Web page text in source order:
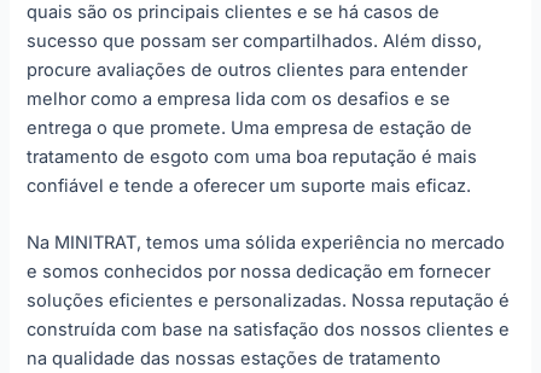
quais são os principais clientes e se há casos de
sucesso que possam ser compartilhados. Além disso,
procure avaliações de outros clientes para entender
melhor como a empresa lida com os desafios e se
entrega o que promete. Uma empresa de estação de
tratamento de esgoto com uma boa reputação é mais
confiável e tende a oferecer um suporte mais eficaz.
Na MINITRAT, temos uma sólida experiência no mercado
e somos conhecidos por nossa dedicação em fornecer
soluções eficientes e personalizadas. Nossa reputação é
construída com base na satisfação dos nossos clientes e
na qualidade das nossas estações de tratamento